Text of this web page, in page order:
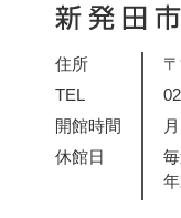
住所
TEL
開館時間
休館日